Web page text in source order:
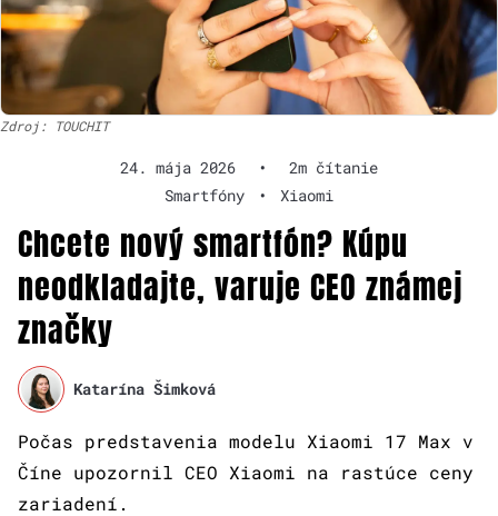
Zdroj: TOUCHIT
24. mája 2026 •
2m čítanie
Smartfóny
• Xiaomi
Chcete nový smartfón? Kúpu
neodkladajte, varuje CEO známej
značky
Katarína Šimková
Počas predstavenia modelu Xiaomi 17 Max v
Číne upozornil CEO Xiaomi na rastúce ceny
zariadení.